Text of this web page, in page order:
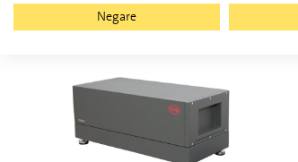
Formato dai seguenti componenti
Negare